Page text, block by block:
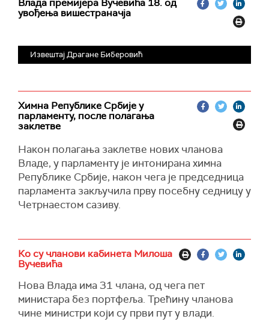
увођења вишестраначја
Извештај Драгане Биберовић
Химна Републике Србије у
парламенту, после полагања
заклетве
Након полагања заклетве нових чланова
Владе, у парламенту је интонирана химна
Републике Србије, након чега је председница
парламента закључила прву посебну седницу у
Четрнаестом сазиву.
Ко су чланови кабинета Милоша
Вучевића
Нова Влада има 31 члана, од чега пет
министара без портфеља. Трећину чланова
чине министри који су први пут у влади.